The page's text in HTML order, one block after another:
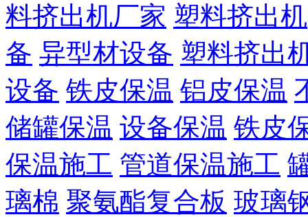
料挤出机厂家 塑料挤出机
备 异型材设备 塑料挤出
设备 铁皮保温 铝皮保温
储罐保温 设备保温 铁皮
保温施工 管道保温施工
璃棉 聚氨酯复合板 玻璃